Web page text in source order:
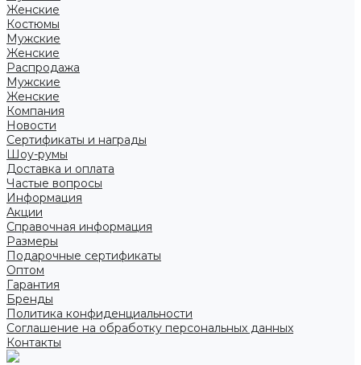
Женские
Костюмы
Мужские
Женские
Распродажа
Мужские
Женские
Компания
Новости
Сертификаты и награды
Шоу-румы
Доставка и оплата
Частые вопросы
Информация
Акции
Справочная информация
Размеры
Подарочные сертификаты
Оптом
Гарантия
Бренды
Политика конфиденциальности
Соглашение на обработку персональных данных
Контакты